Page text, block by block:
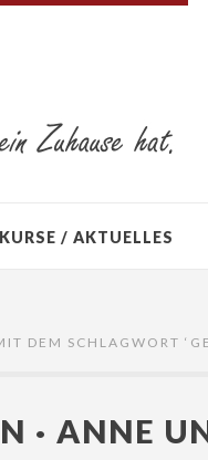
KURSE / AKTUELLES
DEM SCHLAGWORT ‘
· ANNE